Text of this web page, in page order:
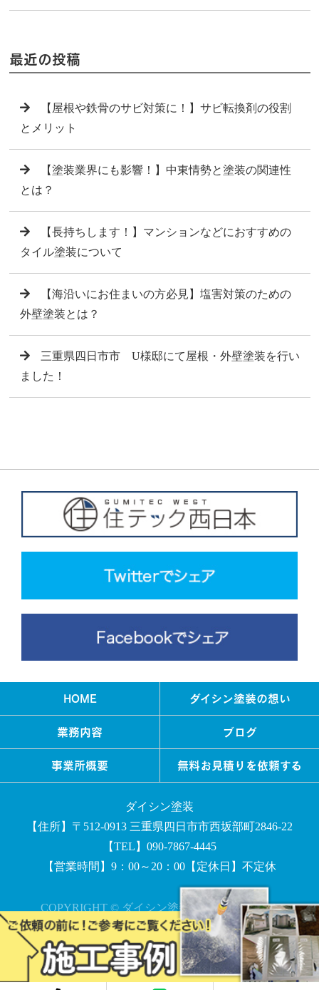
最近の投稿
【屋根や鉄骨のサビ対策に！】サビ転換剤の役割
とメリット
【塗装業界にも影響！】中東情勢と塗装の関連性
とは？
【長持ちします！】マンションなどにおすすめの
タイル塗装について
【海沿いにお住まいの方必見】塩害対策のための
外壁塗装とは？
三重県四日市市 U様邸にて屋根・外壁塗装を行い
ました！
HOME ダイシン塗装の想い
業務内容 ブログ
事業所概要 無料お見積りを依頼する
ダイシン塗装
【住所】〒512-0913 三重県四日市市西坂部町2846-22
【TEL】090-7867-4445
【営業時間】9：00～20：00【定休日】不定休
COPYRIGHT © ダイシン塗装 All rights reserved.